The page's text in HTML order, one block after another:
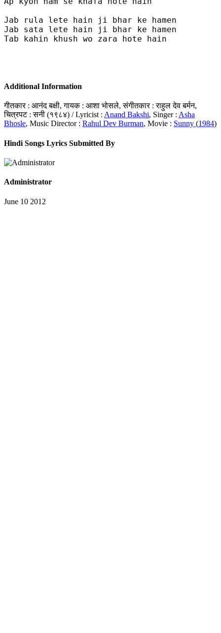
Jab rula lete hain ji bhar ke hamen
Jab sata lete hain ji bhar ke hamen
Tab kahin khush wo zara hote hain
Additional Information
गीतकार : आनंद बक्षी, गायक : आशा भोसले, संगीतकार : राहुल देव बर्मन,
चित्रपट : सनी (१९८४) / Lyricist : Anand Bakshi, Singer : Asha
Bhosle, Music Director : Rahul Dev Burman, Movie : Sunny (1984)
Hindi Songs Lyrics Submitted By
Administrator
June 10 2012